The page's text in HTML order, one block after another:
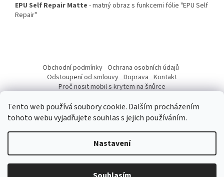
Tento web používá soubory cookie. Dalším procházením
tohoto webu vyjadřujete souhlas s jejich používáním.
Nastavení
Vážení Zákazníci, od 10. 07 do 17. 07. 2026 budeme mít provozní
přestávku z důvodu dovolené. Přijaté objednávky budeme expedovat
EPU Self Repair Matte - matný obraz s funkcemi fólie "EPU Self
Repair"
a
Obchodní podmínky Ochrana osobních údajů
Odstoupení od smlouvy Doprava Kontakt
Proč nosit mobil s krytem na šnůrce
Vytvořil Shoptet